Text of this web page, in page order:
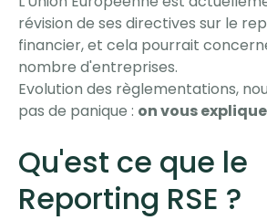
révision de ses directives sur le
financier, et cela pourrait
nombre d'entreprises.
Evolution des règlementations,
pas de panique : on vous
Qu'est ce que le
Reporting RSE ?